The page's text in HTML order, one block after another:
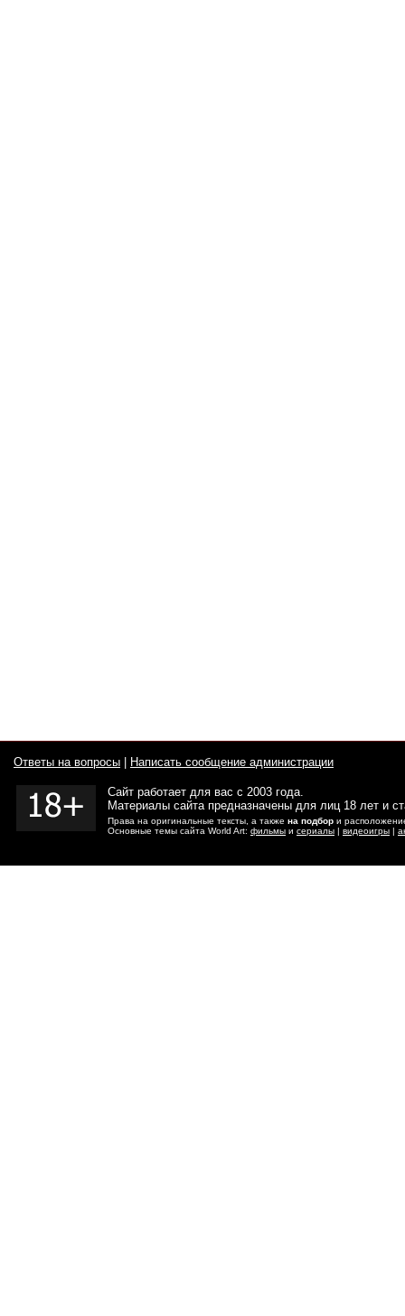
Ответы на вопросы Написать сообщение администрации
Сайт работает для вас с 2003 года.
Материалы сайта предназначены для лиц 18 лет и
Права на оригинальные тексты, а также на подбор и
Основные темы сайта World Art: фильмы и сериалы | видеоигры |